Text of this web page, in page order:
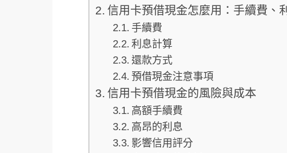
信用卡預借現金怎麼用：手續費、
手續費
利息計算
還款方式
預借現金注意事項
信用卡預借現金的風險與成本
高額手續費
高昂的利息
影響信用評分